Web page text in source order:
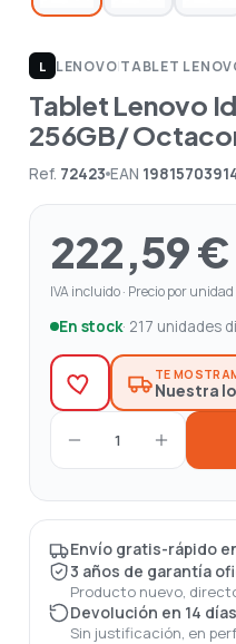
L LENOVO|TABLET
Tablet Lenovo
256GB/
Ref. 72423 EAN
222,59 €
IVA incluido · Precio por unidad
En stock· 217 unidades
TE
Nuestra
1
Envío gratis-rápido
3 años de garantía
Producto nuevo,
Devolución en 14 días
Sin justificación, en